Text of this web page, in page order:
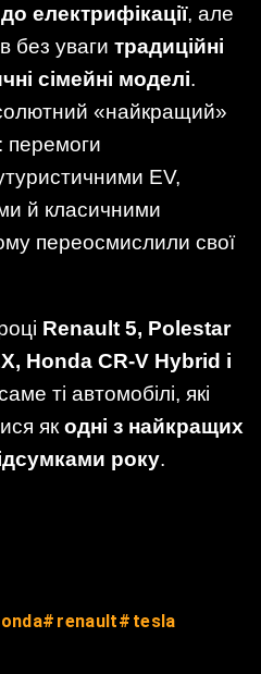
електрифікації, але
без уваги традиційні
сімейні моделі.
«найкращий»
перемоги
EV,
й класичними
переосмислили свої
Renault 5, Polestar
Honda CR-V Hybrid і
ті автомобілі, які
як одні з найкращих
року.
renault
tesla